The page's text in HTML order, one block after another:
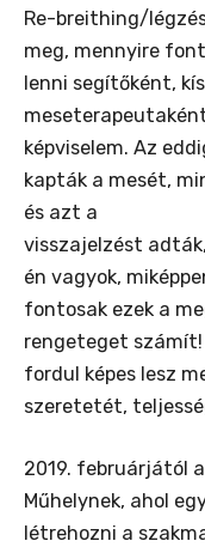
Re-breithing/
meg, mennyire
lenni segítőként,
képviselem. Az
kapták a mesét,
és azt a
visszajelzést
én vagyok,
fontosak ezek a
rengeteget számít!
fordul képes lesz
szeretetét,
2019. februárjától
Műhelynek, ahol
létrehozni a